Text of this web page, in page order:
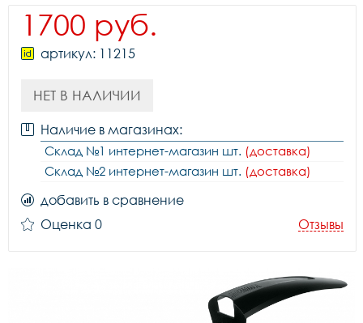
1700 руб.
артикул: 11215
НЕТ В НАЛИЧИИ
Наличие в магазинах:
Склад №1 интернет-магазин шт. (доставка)
Склад №2 интернет-магазин шт. (доставка)
добавить в сравнение
Оценка 0
Отзывы